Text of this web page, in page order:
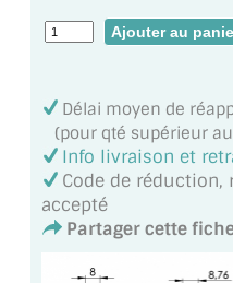
VERRE FEUILLETÉ
VERRE LAQUÉ/
VERRE FEUILLETÉ/
DALLE DE SOL EN
Délai moyen de
(pour qté supérieur
Info livraison et
Code de
accepté
Partager cette